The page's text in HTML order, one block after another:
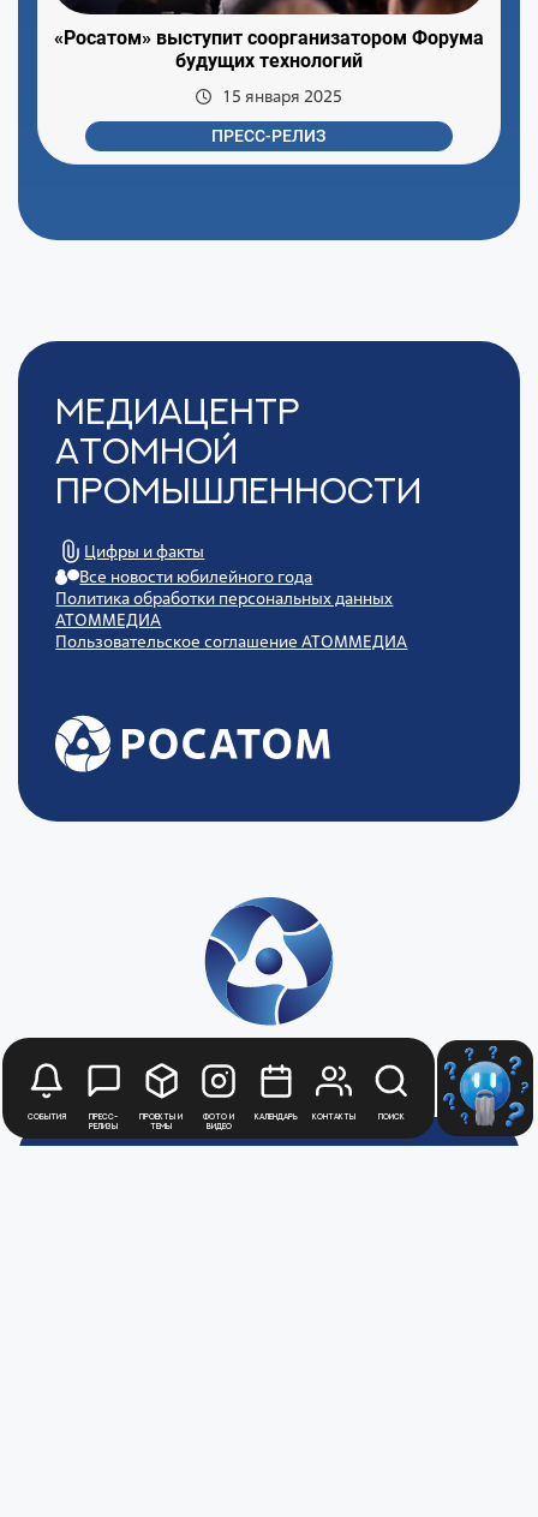
События
Пресс-
релизы
Проекты и
темы
Фото и
видео
Календарь Контакты Поиск
«Росатом» выступит соорганизатором Форума
будущих технологий
15 января 2025
ПРЕСС-РЕЛИЗ
Медиацентр
Атомной
Промышленности
Цифры и факты
Все новости юбилейного года
Политика обработки персональных данных
АТОММЕДИА
Пользовательское соглашение АТОММЕДИА